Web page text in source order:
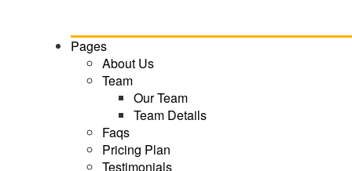
Pages
About Us
Team
Our Team
Team Details
Faqs
Pricing Plan
Testimonials